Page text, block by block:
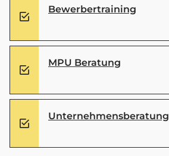
Bewerbertraining
MPU Beratung
Unternehmensberatung